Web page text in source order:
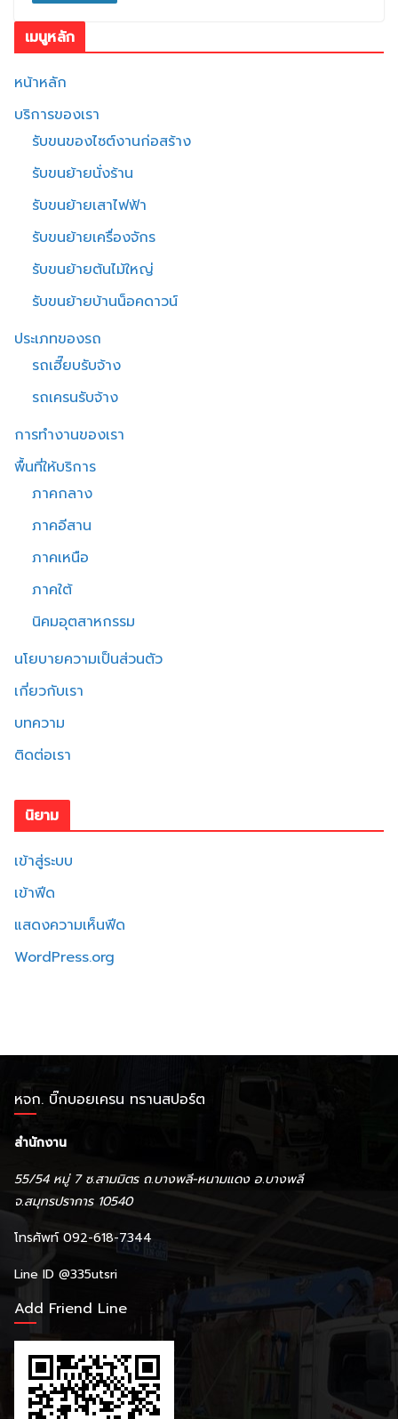
เมนูหลัก
หน้าหลัก
บริการของเรา
รับขนของไซต์งานก่อสร้าง
รับขนย้ายนั่งร้าน
รับขนย้ายเสาไฟฟ้า
รับขนย้ายเครื่องจักร
รับขนย้ายต้นไม้ใหญ่
รับขนย้ายบ้านน็อคดาวน์
ประเภทของรถ
รถเฮี๊ยบรับจ้าง
รถเครนรับจ้าง
การทำงานของเรา
พื้นที่ให้บริการ
ภาคกลาง
ภาคอีสาน
ภาคเหนือ
ภาคใต้
นิคมอุตสาหกรรม
นโยบายความเป็นส่วนตัว
เกี่ยวกับเรา
บทความ
ติดต่อเรา
นิยาม
เข้าสู่ระบบ
เข้าฟีด
แสดงความเห็นฟีด
WordPress.org
หจก. บิ๊กบอยเครน ทรานสปอร์ต
สำนักงาน
55/54 หมู่ 7 ซ.สามมิตร ถ.บางพลี-หนามแดง อ.บางพลี
จ.สมุทรปราการ 10540
โทรศัพท์ 092-618-7344
Line ID @335utsri
Add Friend Line